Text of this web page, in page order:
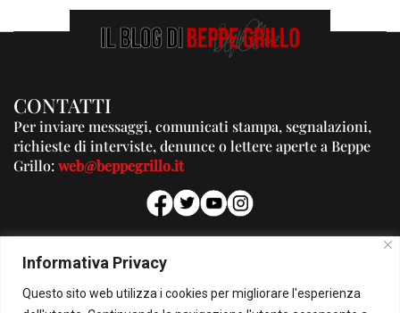
Informativa Privacy
Questo sito web utilizza i cookies per migliorare l'esperienza
CONTATTI
Per inviare messaggi, comunicati stampa, segnalazioni,
richieste di interviste, denunce o lettere aperte a Beppe
Grillo:web@beppegrillo.it
PUBBLICITA'
Per la tua pubblicità su questo Blog:
pubblicita@beppegrillo.it